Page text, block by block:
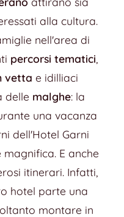
alla cultura.
nell'area di
percorsi tematici
vetta e idilliaci
delle malghe: la
una vacanza
dell'Hotel Garni
E anche
itinerari. Infatti,
hotel parte una
montare in